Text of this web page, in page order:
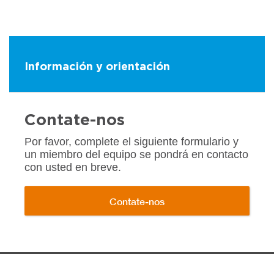
Información y orientación
Contate-nos
Por favor, complete el siguiente formulario y
un miembro del equipo se pondrá en contacto
con usted en breve.
Contate-nos